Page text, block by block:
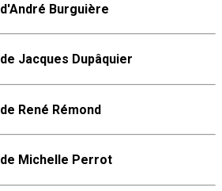
Burguière
Jacques Dupâquier
René Rémond
Michelle Perrot